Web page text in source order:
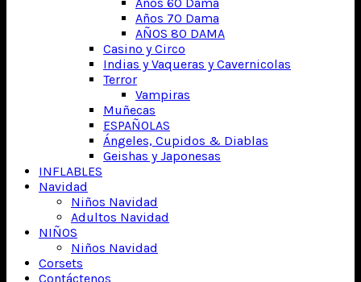
Años 70 Dama
AÑOS 80 DAMA
Casino y Circo
Indias y Vaqueras y Cavernicolas
Terror
Vampiras
Muñecas
ESPAÑOLAS
Ángeles, Cupidos & Diablas
Geishas y Japonesas
INFLABLES
Navidad
Niños Navidad
Adultos Navidad
NIÑOS
Niños Navidad
Corsets
Contáctenos